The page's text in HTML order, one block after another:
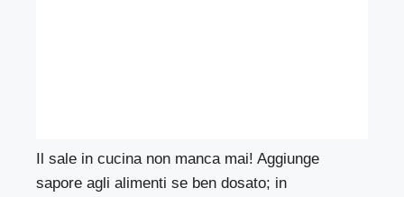
Il sale in cucina non manca mai! Aggiunge
sapore agli alimenti se ben dosato; in